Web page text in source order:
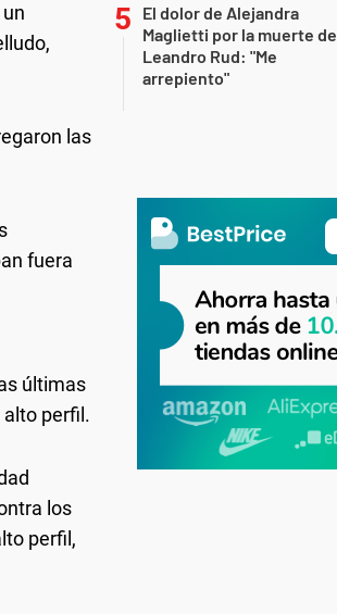
las
fuera
últimas
alto perfil.
los
perfil,
El dolor de Alejandra
Maglietti por la muerte de
Leandro Rud: "Me
arrepiento"